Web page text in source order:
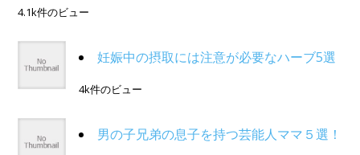
4.1k件のビュー
妊娠中の摂取には注意が必要なハーブ5選
4k件のビュー
男の子兄弟の息子を持つ芸能人ママ５選！